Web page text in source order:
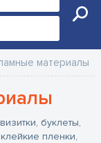
материалы
буклеты,
пленки,